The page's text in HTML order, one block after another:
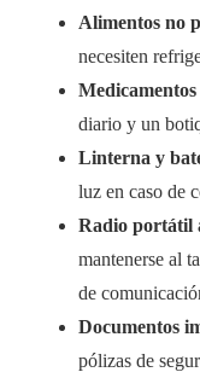
Alimentos no
necesiten
Medicamentos
diario y un
Linterna y
luz en caso de
Radio portátil
mantenerse al
de
Documentos
pólizas de